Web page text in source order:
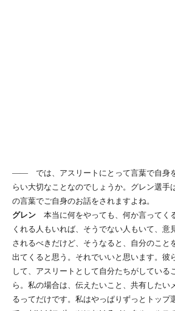
―― では、アスリートにとって言葉で自身を
らい大切なことなのでしょうか。グレン選手
の言葉でご自身のお話をされますよね。
グレン 本当に何をやっても、何か言ってく
くれる人もいれば、そうでない人もいて、意
されるべきだけど、そうなると、自分のこと
出てくると思う。それでいいと思います。彼
して、アスリートとして自分たちがしている
ら。私の場合は、伝えたいこと、共有したい
るってだけです。私はやっぱりずっとトップ